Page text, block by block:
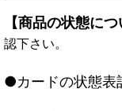
【商品の状態につ
認下さい。
●カードの状態表